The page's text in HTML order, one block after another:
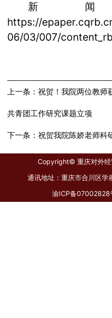
新
https://
06/03/007/
上一条：祝贺！我院两位教
共青团工作研究课题立项
下一条：祝贺我院陈娇老师科
会成功立项Copyright© 重庆对外经
通讯地址：重庆市合川区
渝ICP备07002828